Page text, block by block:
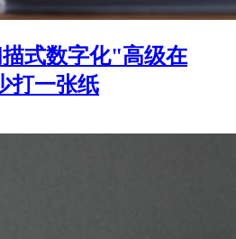
式数字化"高级在
打一张纸